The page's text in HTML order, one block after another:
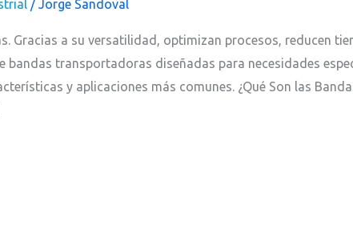
/Jorge Sandoval
Gracias a su versatilidad, optimizan procesos, reducen
transportadoras diseñadas para necesidades
y aplicaciones más comunes. ¿Qué Son las